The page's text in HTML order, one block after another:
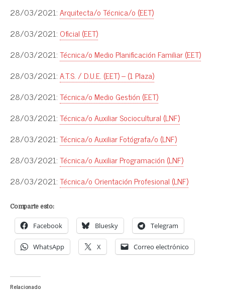
28/03/2021:Arquitecta/o Técnica/o (EET)
28/03/2021: Oficial (EET)
28/03/2021:Técnica/o Medio Planificación Familiar (EET)
28/03/2021:A.T.S. / D.U.E. (EET) – (1 Plaza)
28/03/2021:Técnica/o Medio Gestión (EET)
28/03/2021:Técnica/o Auxiliar Sociocultural (LNF)
28/03/2021:Técnica/o Auxiliar Fotógrafa/o (LNF)
28/03/2021:Técnica/o Auxiliar Programación (LNF)
28/03/2021:Técnica/o Orientación Profesional (LNF)
Comparte esto:
Facebook Bluesky Telegram
WhatsApp X Correo electrónico
Relacionado